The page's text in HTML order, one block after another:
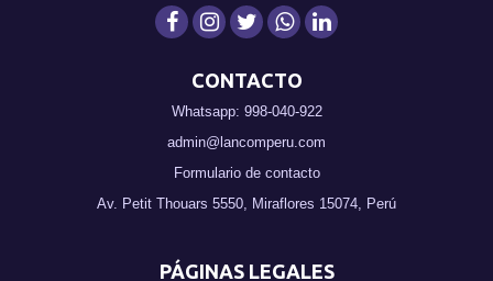
CONTACTO
Whatsapp: 998-040-922
admin@lancomperu.com
Formulario de contacto
Av. Petit Thouars 5550, Miraflores 15074, Perú
PÁGINAS LEGALES